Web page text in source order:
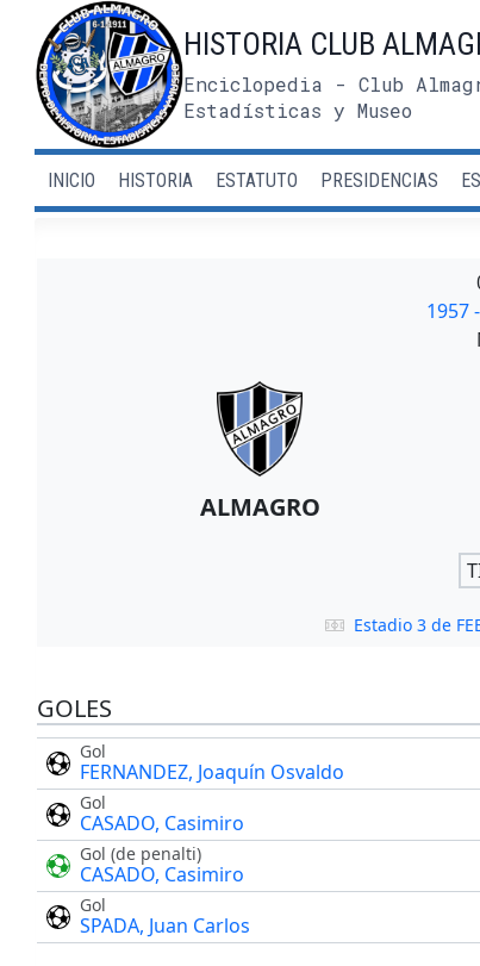
contenido
HISTORIA CLUB
Enciclopedia - Club
Estadísticas y Museo
INICIO HISTORIA ESTATUTO PRESIDENCIAS
1957
ALMAGRO
Estadio 3 de
GOLES
Gol
FERNANDEZ, Joaquín Osvaldo
Gol
CASADO, Casimiro
Gol (de penalti)
CASADO, Casimiro
Gol
SPADA, Juan Carlos